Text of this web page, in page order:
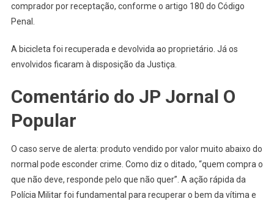
comprador por receptação, conforme o artigo 180 do Código
Penal.
A bicicleta foi recuperada e devolvida ao proprietário. Já os
envolvidos ficaram à disposição da Justiça.
Comentário do JP Jornal O
Popular
O caso serve de alerta: produto vendido por valor muito abaixo do
normal pode esconder crime. Como diz o ditado, “quem compra o
que não deve, responde pelo que não quer”. A ação rápida da
Polícia Militar foi fundamental para recuperar o bem da vítima e